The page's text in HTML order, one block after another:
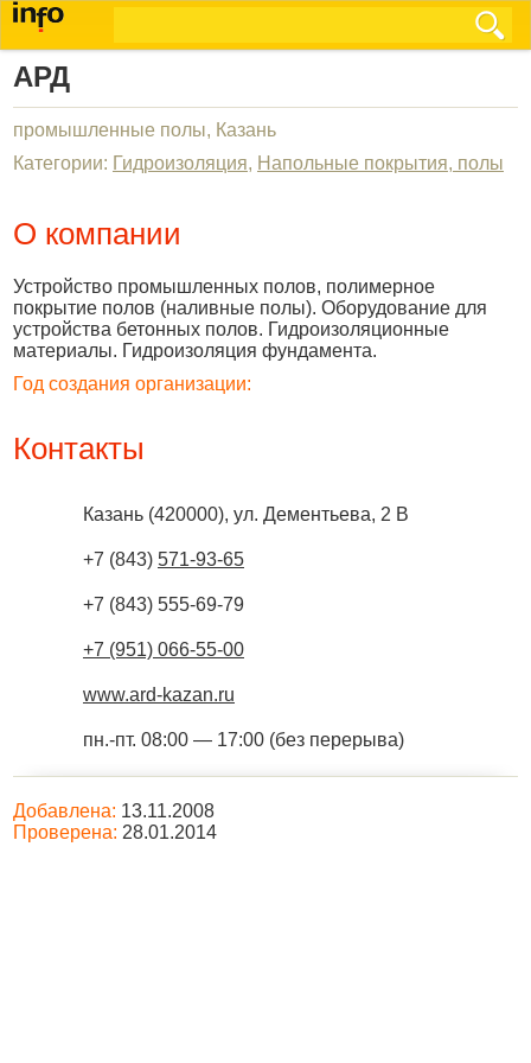
АРД
промышленные полы, Казань
Категории: Гидроизоляция, Напольные покрытия, полы
О компании
Устройство промышленных полов, полимерное
покрытие полов (наливные полы). Оборудование для
устройства бетонных полов. Гидроизоляционные
материалы. Гидроизоляция фундамента.
Год создания организации:
Контакты
Казань (420000), ул. Дементьева, 2 В
+7 (843) 571-93-65
+7 (843) 555-69-79
+7 (951) 066-55-00
www.ard-kazan.ru
пн.-пт. 08:00 — 17:00 (без перерыва)
Добавлена: 13.11.2008
Проверена: 28.01.2014